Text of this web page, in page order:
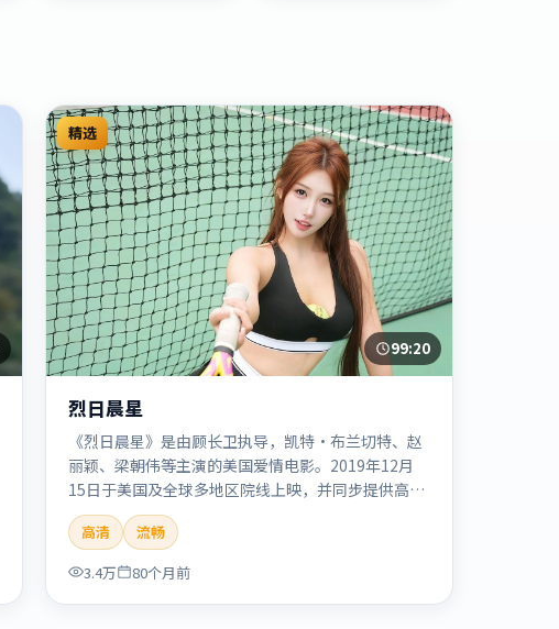
精选
99:20
烈日晨星
《烈日晨星》是由顾长卫执导，凯特·布兰切特、赵
丽颖、梁朝伟等主演的美国爱情电影。2019年12月
15日于美国及全球多地区院线上映，并同步提供高清
正版流媒体在线观看。剧情与看点：情感细腻动人，
人物关系真实可信，适合喜欢温情叙事的观众。本片
适合检索「烈日晨星」「顾长卫」「爱情」「美国」
「2019」「2019-12-15上映」等关键词的影迷阅读
简介与主创信息。
高清
流畅
3.4万
80个月前